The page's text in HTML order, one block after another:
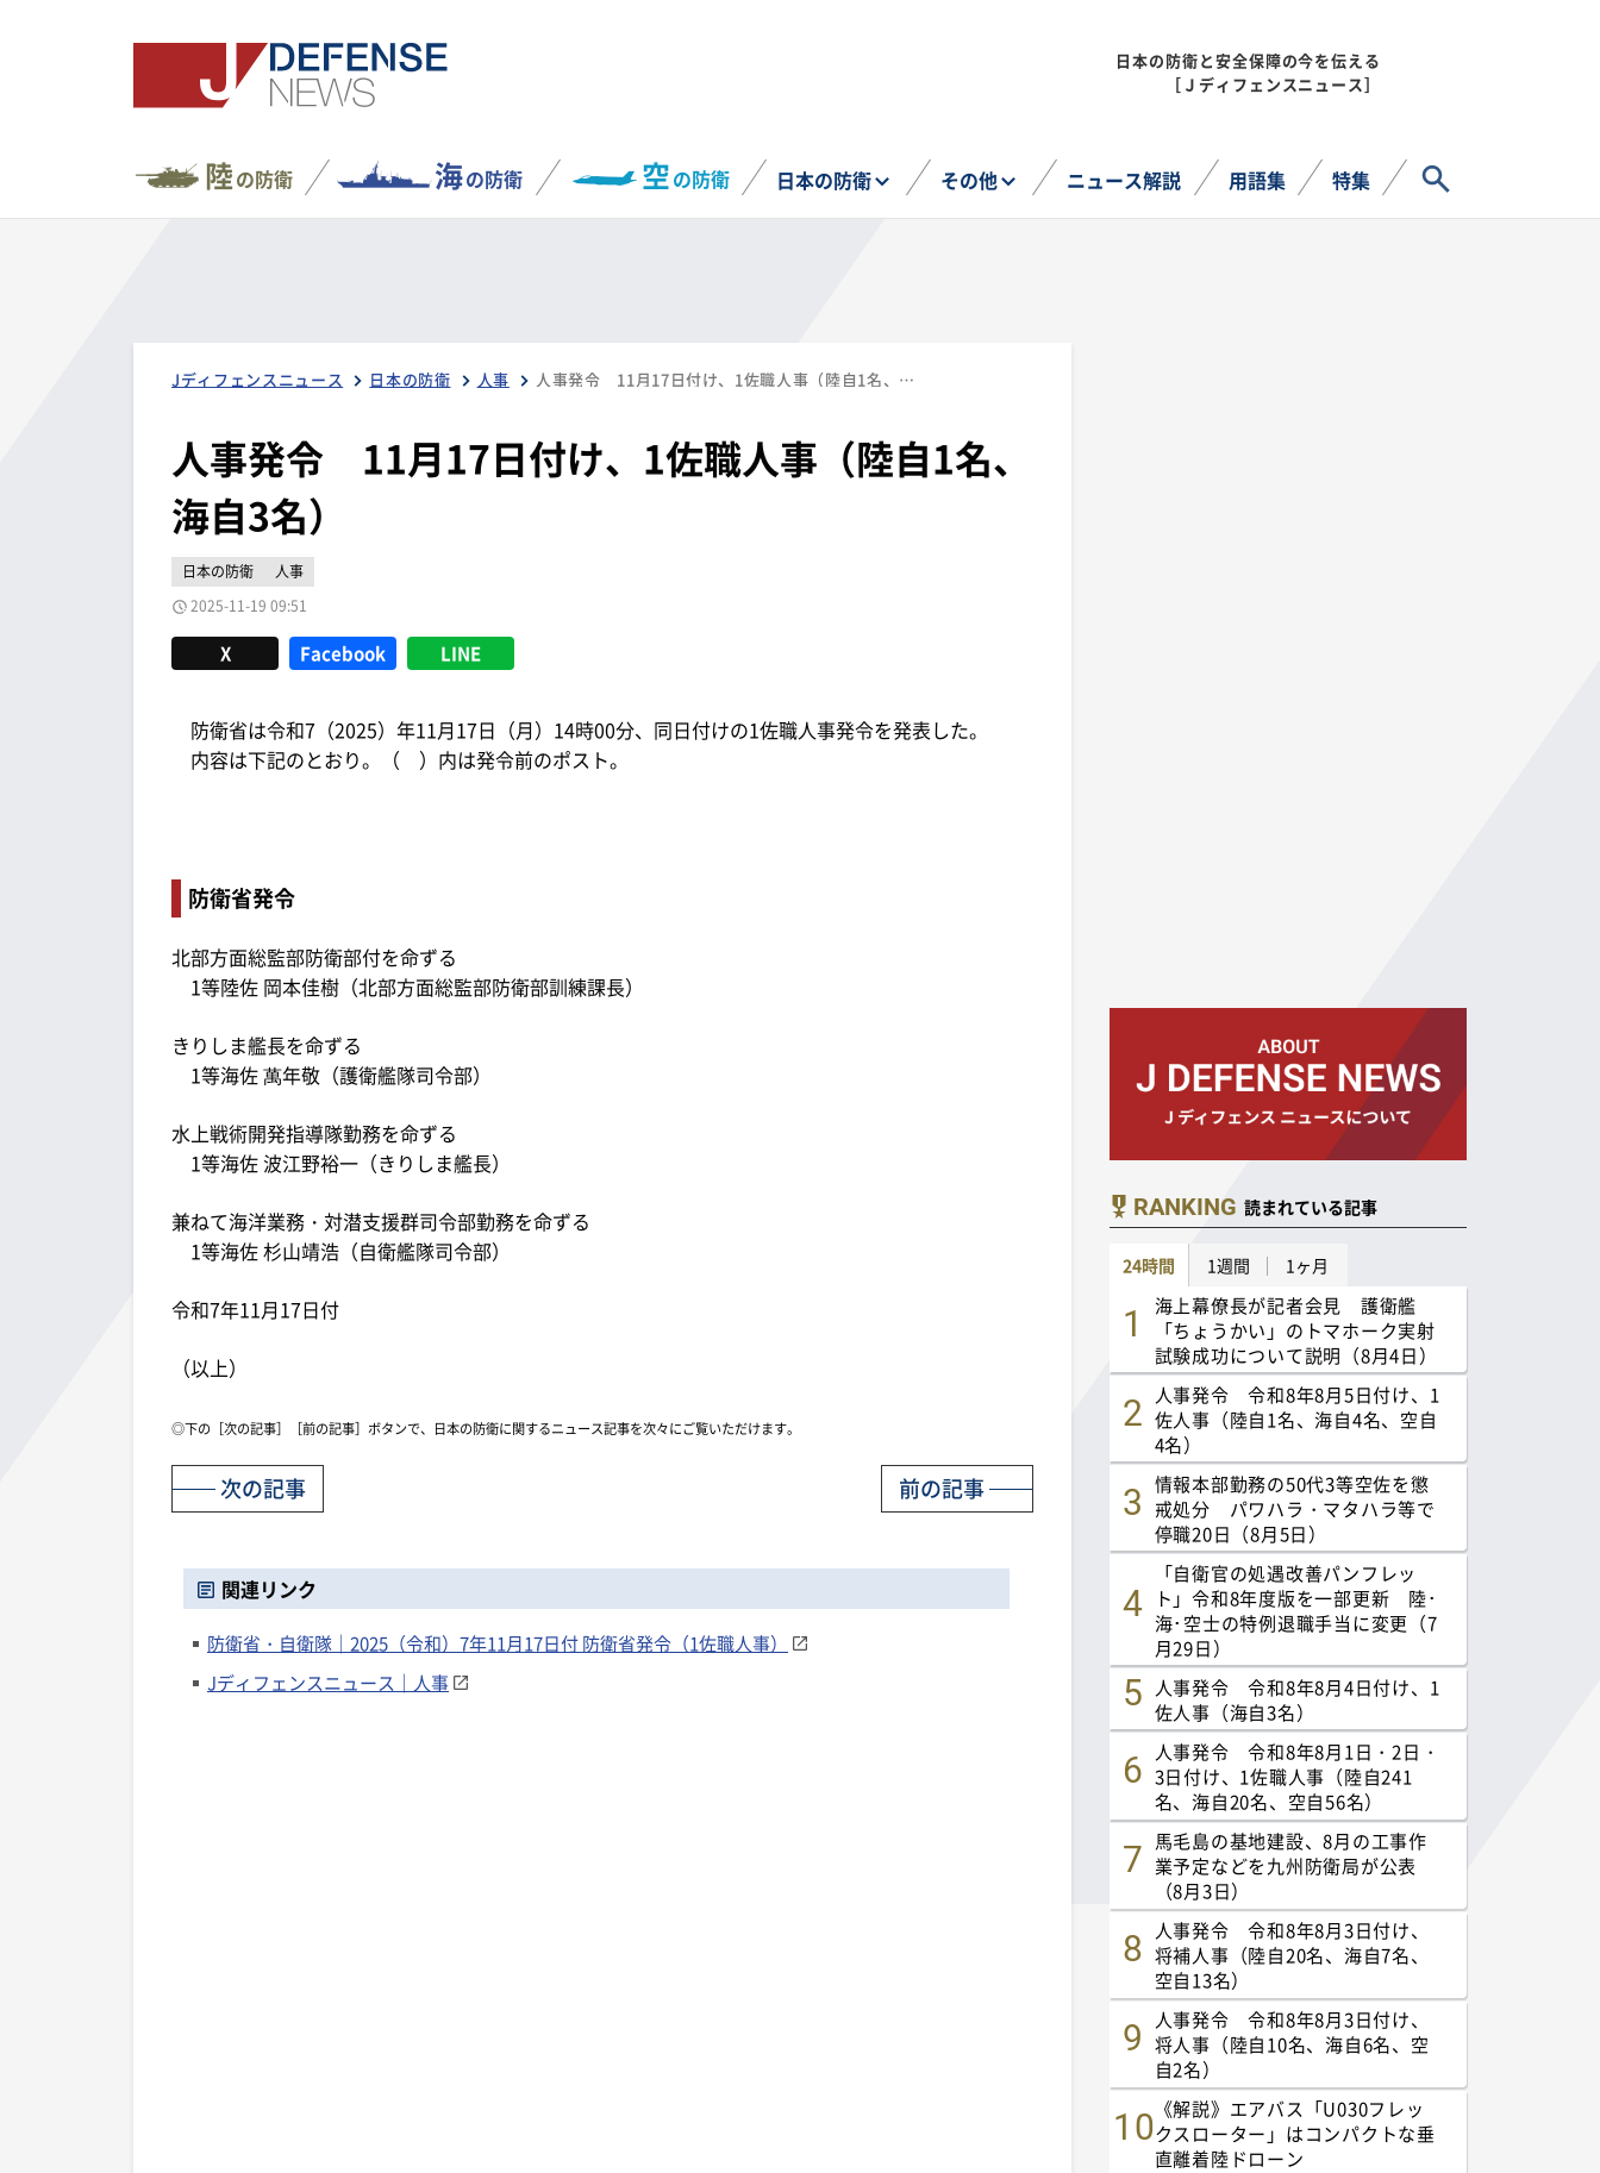
日本の防衛と安全保障の今を伝える
［Ｊディフェンスニュース］
陸の防衛 海の防衛 空の防衛 日本の防衛 その他 ニュース解説 用語集 特集
Jディフェンスニュース 日本の防衛 人事 人事発令 11月17日付け、1佐職人事（陸自1名、海自3名）
人事発令 11月17日付け、1佐職人事（陸自1名、
海自3名）
日本の防衛
人事
2025-11-19 09:51
X Facebook LINE
防衛省は令和7（2025）年11月17日（月）14時00分、同日付けの1佐職人事発令を発表した。
内容は下記のとおり。（ ）内は発令前のポスト。
防衛省発令
北部方面総監部防衛部付を命ずる
1等陸佐 岡本佳樹（北部方面総監部防衛部訓練課長）
きりしま艦長を命ずる
1等海佐 萬年敬（護衛艦隊司令部）
水上戦術開発指導隊勤務を命ずる
1等海佐 波江野裕一（きりしま艦長）
兼ねて海洋業務・対潜支援群司令部勤務を命ずる
1等海佐 杉山靖浩（自衛艦隊司令部）
令和7年11月17日付
（以上）
◎下の［次の記事］［前の記事］ボタンで、日本の防衛に関するニュース記事を次々にご覧いただけます。
前の記事
次の記事
関連リンク
防衛省・自衛隊｜2025（令和）7年11月17日付 防衛省発令（1佐職人事）
Jディフェンスニュース｜人事
RANKING 読まれている記事
24時間 1週間 1ヶ月
海上幕僚長が記者会見 護衛艦
「ちょうかい」のトマホーク実射
試験成功について説明（8月4日）
人事発令 令和8年8月5日付け、1
佐人事（陸自1名、海自4名、空自
4名）
情報本部勤務の50代3等空佐を懲
戒処分 パワハラ・マタハラ等で
停職20日（8月5日）
「自衛官の処遇改善パンフレッ
ト」令和8年度版を一部更新 陸･
海･空士の特例退職手当に変更（7
月29日）
人事発令 令和8年8月4日付け、1
佐人事（海自3名）
人事発令 令和8年8月1日・2日・
3日付け、1佐職人事（陸自241
名、海自20名、空自56名）
馬毛島の基地建設、8月の工事作
業予定などを九州防衛局が公表
（8月3日）
人事発令 令和8年8月3日付け、
将補人事（陸自20名、海自7名、
空自13名）
人事発令 令和8年8月3日付け、
将人事（陸自10名、海自6名、空
自2名）
《解説》エアバス「U030フレッ
クスローター」はコンパクトな垂
直離着陸ドローン